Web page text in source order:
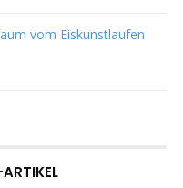
vom Eiskunstlaufen